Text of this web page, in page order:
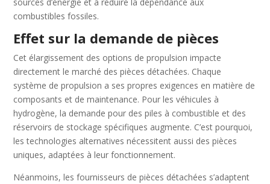
combustibles fossiles.
Effet sur la demande de pièces
Cet élargissement des options de propulsion impacte
directement le marché des pièces détachées. Chaque
système de propulsion a ses propres exigences en matière de
composants et de maintenance. Pour les véhicules à
hydrogène, la demande pour des piles à combustible et des
réservoirs de stockage spécifiques augmente. C’est pourquoi,
les technologies alternatives nécessitent aussi des pièces
uniques, adaptées à leur fonctionnement.
Néanmoins, les fournisseurs de pièces détachées s’adaptent